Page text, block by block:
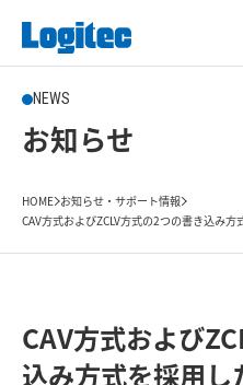
NEWS
お知らせ
HOME お知らせ・サポート情報
CAV方式およびZCLV方式の2つの書き込み方
CAV方式および
込み方式を採用